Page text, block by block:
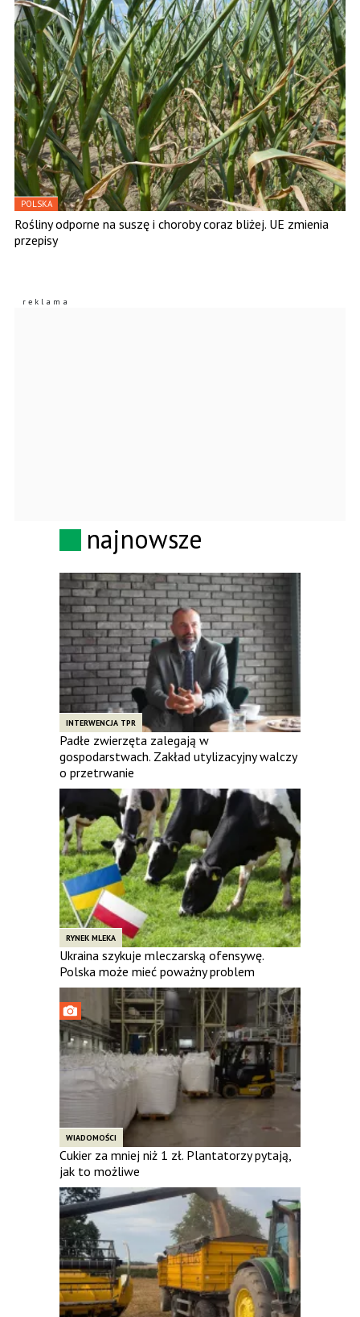
POLSKA
Rośliny odporne na suszę i choroby coraz bliżej. UE zmienia
przepisy
najnowsze
INTERWENCJA TPR
Padłe zwierzęta zalegają w
gospodarstwach. Zakład utylizacyjny walczy
o przetrwanie
RYNEK MLEKA
Ukraina szykuje mleczarską ofensywę.
Polska może mieć poważny problem
WIADOMOŚCI
Cukier za mniej niż 1 zł. Plantatorzy pytają,
jak to możliwe